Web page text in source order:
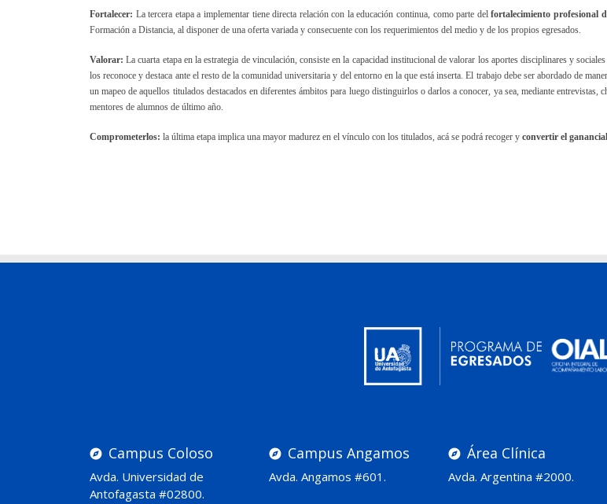
Fortalecer: La tercera etapa a implementar tiene directa relación con la educación continua, como parte delfortalecimiento profesional
Formación a Distancia, al disponer de una oferta variada y consecuente con los requerimientos del medio y de los propios egresados.
Valorar: La cuarta etapa en la estrategia de vinculación, consiste en la capacidad institucional de valorar los aportes disciplinares y
los reconoce y destaca ante el resto de la comunidad universitaria y del entorno en la que está inserta. El trabajo debe ser abordado de
un mapeo de aquellos titulados destacados en diferentes ámbitos para luego distinguirlos o darlos a conocer, ya sea, mediante
mentores de alumnos de último año.
Comprometerlos: la última etapa implica una mayor madurez en el vínculo con los titulados, acá se podrá recoger y convertir el
Campus Coloso
Avda. Universidad de
Antofagasta #02800.
Campus Angamos
Avda. Angamos #601.
Área Clínica
Avda. Argentina #2000.